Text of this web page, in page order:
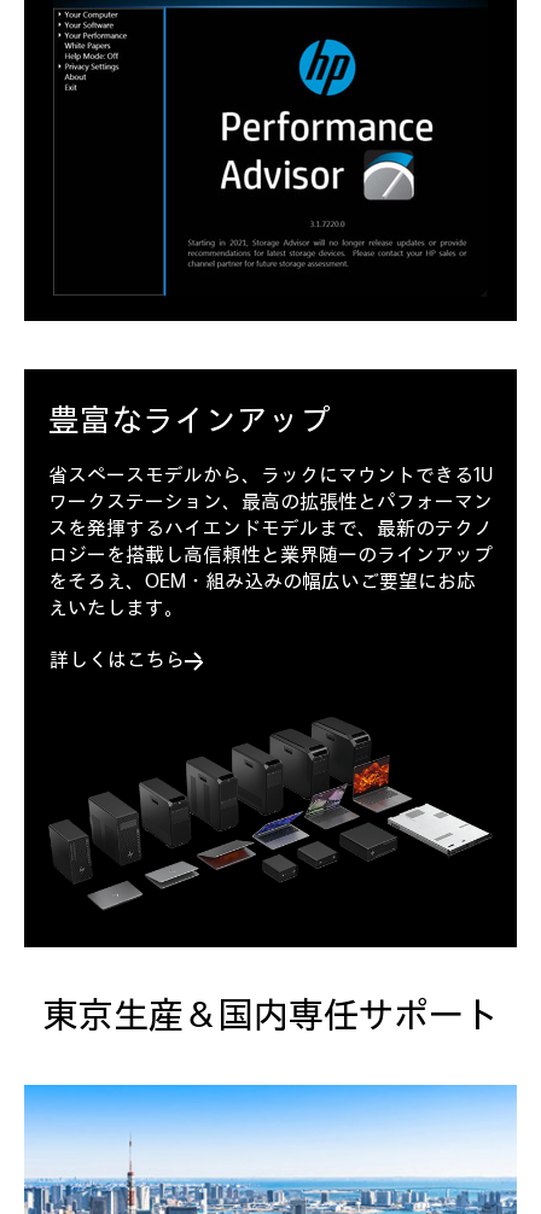
豊富なラインアップ
省スペースモデルから、ラックにマウントできる1U
ワークステーション、最高の拡張性とパフォーマン
スを発揮するハイエンドモデルまで、最新のテクノ
ロジーを搭載し高信頼性と業界随一のラインアップ
をそろえ、OEM・組み込みの幅広いご要望にお応
えいたします。
詳しくはこちら
東京生産 & 国内専任サポート